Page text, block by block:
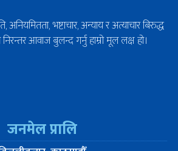
भष्टाचार, अन्याय र अत्याचार बिरुद्ध
आवाज बुलन्द गर्नु हाम्रो मूल लक्ष हो।
जनमेल प्रालि